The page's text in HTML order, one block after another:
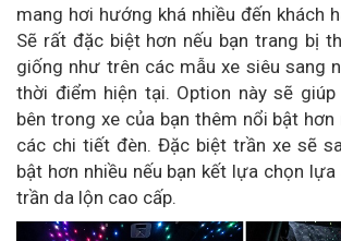
mang hơi hướng khá nhiều đến khách
Sẽ rất đặc biệt hơn nếu bạn trang bị
giống như trên các mẫu xe siêu sang
thời điểm hiện tại. Option này sẽ giúp
bên trong xe của bạn thêm nổi bật hơn
các chi tiết đèn. Đặc biệt trần xe sẽ
bật hơn nhiều nếu bạn kết lựa chọn
trần da lộn cao cấp.